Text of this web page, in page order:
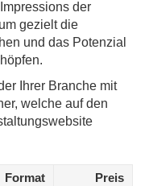
der
gezielt die
und das Potenzial
Ihrer Branche mit
welche auf den
Format
Preis